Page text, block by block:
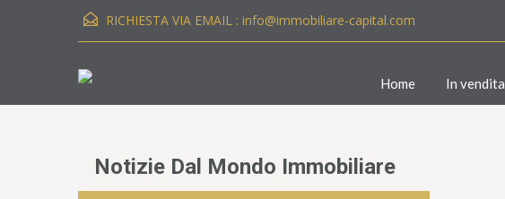
RICHIESTA VIA EMAIL : info@immobiliare-capital.com
Home In vendita
Notizie Dal Mondo Immobiliare